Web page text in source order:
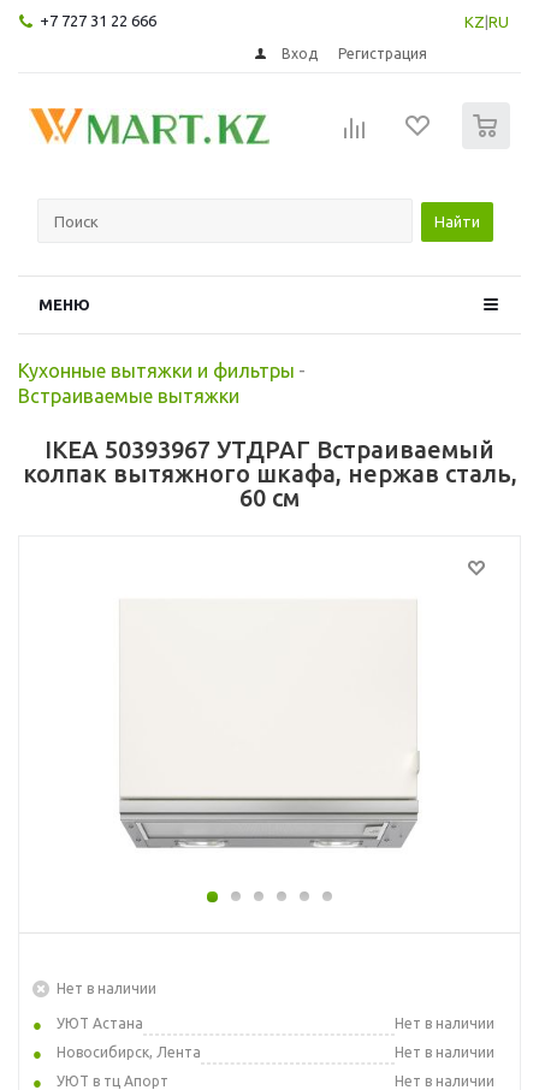
+7 727 31 22 666 KZ RU
Вход Регистрация
Найти
МЕНЮ
Кухонные вытяжки и фильтры -
Встраиваемые вытяжки
IKEA 50393967 УТДРАГ Встраиваемый
колпак вытяжного шкафа, нержав сталь,
60 см
Нет в наличии
УЮТ Астана
Нет в наличии
Новосибирск, Лента
Нет в наличии
УЮТ в тц Апорт
Нет в наличии